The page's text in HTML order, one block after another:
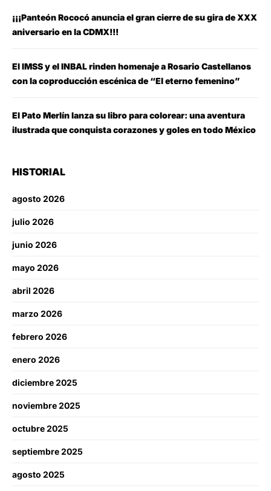
¡¡¡Panteón Rococó anuncia el gran cierre de su gira de XXX
aniversario en la CDMX!!!
El IMSS y el INBAL rinden homenaje a Rosario Castellanos
con la coproducción escénica de “El eterno femenino”
El Pato Merlín lanza su libro para colorear: una aventura
ilustrada que conquista corazones y goles en todo México
HISTORIAL
agosto 2026
julio 2026
junio 2026
mayo 2026
abril 2026
marzo 2026
febrero 2026
enero 2026
diciembre 2025
noviembre 2025
octubre 2025
septiembre 2025
agosto 2025